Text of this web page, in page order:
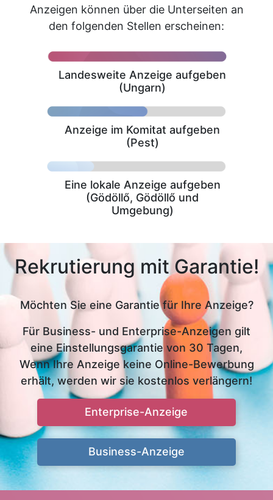
Anzeigen können über die Unterseiten an
den folgenden Stellen erscheinen:
Landesweite Anzeige aufgeben
(Ungarn)
Anzeige im Komitat aufgeben
(Pest)
Eine lokale Anzeige aufgeben
(Gödöllő, Gödöllő und
Umgebung)
Rekrutierung mit Garantie!
Möchten Sie eine Garantie für Ihre Anzeige?
Für Business- und Enterprise-Anzeigen gilt
eine Einstellungsgarantie von 30 Tagen,
Wenn Ihre Anzeige keine Online-Bewerbung
erhält, werden wir sie kostenlos verlängern!
Enterprise-Anzeige
Business-Anzeige